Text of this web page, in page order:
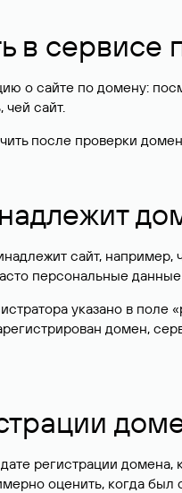
в сервисе
о сайте по домену:
чей сайт.
после проверки
сайт,
персональные данные
указано в
домен,
регистрации
оценить, когда был